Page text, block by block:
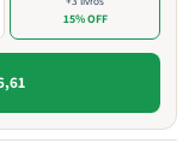
15% OFF